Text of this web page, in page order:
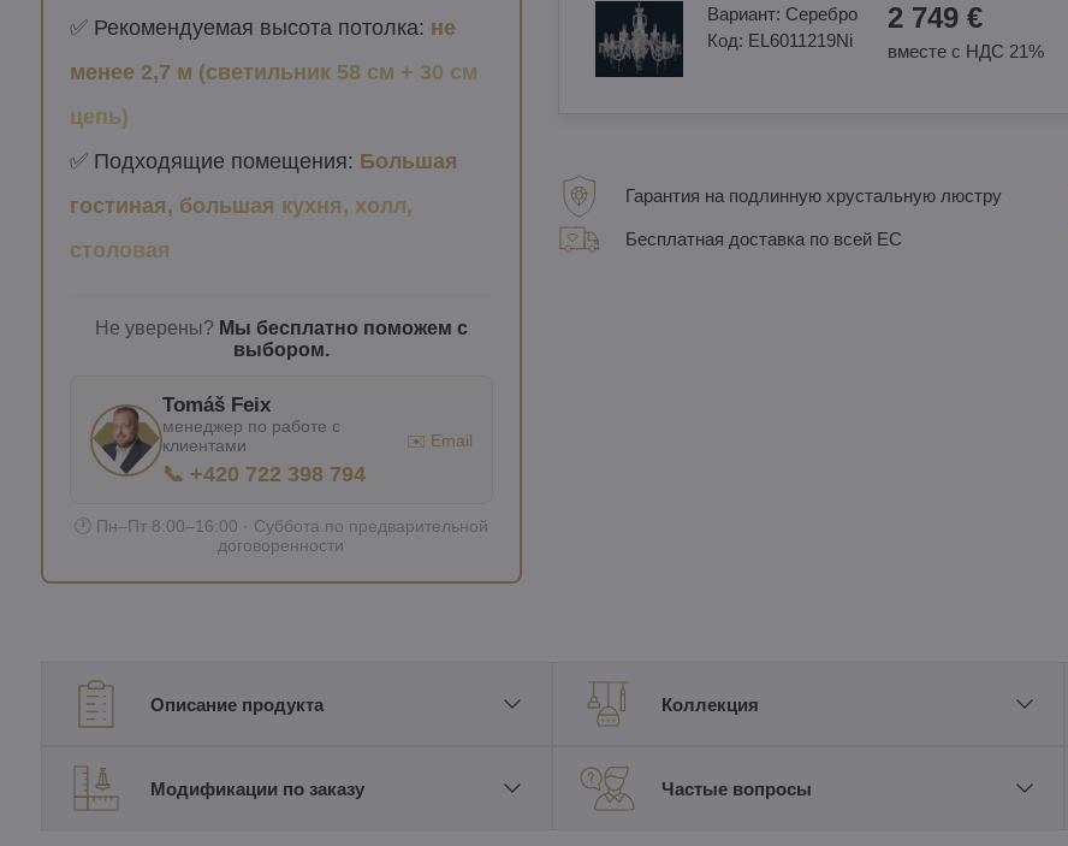
✅ Рекомендуемая высота потолка: не
менее 2,7 м (светильник 58 см + 30 см
цепь)
✅ Подходящие помещения: Большая
гостиная, большая кухня, холл,
столовая
Не уверены? Мы бесплатно поможем с
выбором.
Tomáš Feix
менеджер по работе с
клиентами
📞 +420 722 398 794
✉️ Email
🕐 Пн–Пт 8:00–16:00 · Суббота по предварительной
договоренности
Вариант: Cеребро
Код: EL6011219Ni
2 749 €
вместе с НДС 21%
Гарантия на подлинную хрустальную люстру
Бесплатная доставка по всей ЕС
Описание продукта Коллекция
Модификации по заказу Частые вопросы